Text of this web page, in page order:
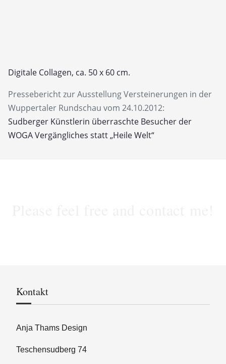
Digitale Collagen, ca. 50 x 60 cm.
Pressebericht zur Ausstellung Versteinerungen in der
Wuppertaler Rundschau vom 24.10.2012:
Sudberger Künstlerin überraschte Besucher der
WOGA Vergängliches statt „Heile Welt“
Kontakt
Anja Thams Design
Teschensudberg 74